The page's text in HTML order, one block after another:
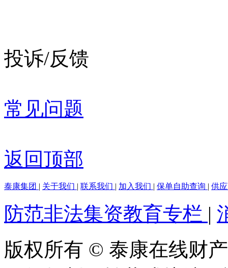
投诉/反馈
常见问题
返回顶部
泰康集团 | 关于我们 | 联系我们 | 加入我们 | 保单自助查询 | 供
防范非法集资教育专栏 |
版权所有 © 泰康在线财